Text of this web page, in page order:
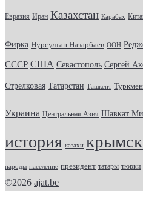
Евразия Иран Казахстан Карабах
Фирка Нурсултан Назарбаев ООН
СССР США Севастополь Сергей
Стрелковая Татарстан Ташкент
Украина Центральная Азия Шавкат
история казахи
народы население президент татары тюрки
©2026 ajat.be